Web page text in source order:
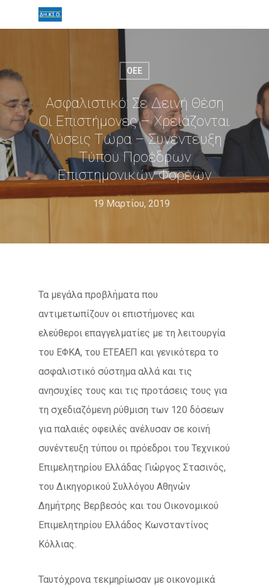
ΟΕΕ
Ασφαλιστικό: Σε Δεινή Θέση
Οι Επιστήμονες – Χρειάζονται
Λύσεις Τώρα – Συνέντευξη
Τύπου Προέδρων
Επιστημονικών Φορέων
19 Μαρτίου, 2019
Τα μεγάλα προβλήματα που
αντιμετωπίζουν οι επιστήμονες και
ελεύθεροι επαγγελματίες με τη λειτουργία
του ΕΦΚΑ, του ΕΤΕΑΕΠ και γενικότερα το
ασφαλιστικό σύστημα αλλά και τις
ανησυχίες τους και τις προτάσεις τους για
τη σχεδιαζόμενη ρύθμιση των 120 δόσεων
για παλαιές οφειλές ανέλυσαν σε κοινή
συνέντευξη τύπου οι πρόεδροι του Τεχνικού
Επιμελητηρίου Ελλάδας Γιώργος Στασινός,
του Δικηγορικού Συλλόγου Αθηνών
Δημήτρης Βερβεσός και του Οικονομικού
Επιμελητηρίου Ελλάδος Κωνσταντίνος
Κόλλιας.
Ταυτόχρονα τεκμηρίωσαν με οικονομικά